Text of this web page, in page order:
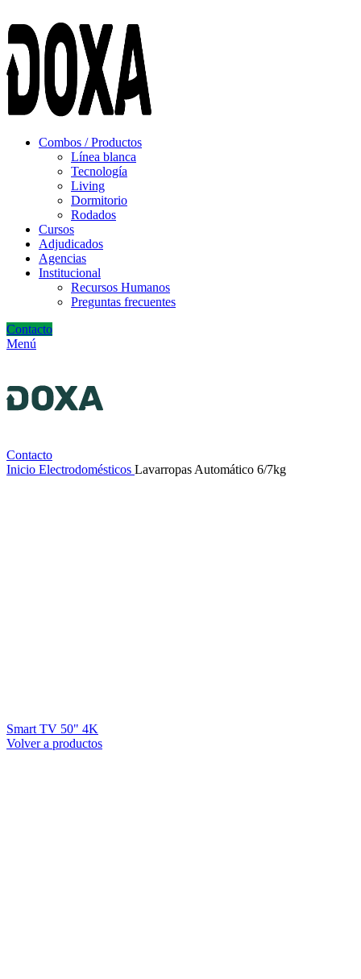
Combos / Productos
Línea blanca
Tecnología
Living
Dormitorio
Rodados
Cursos
Adjudicados
Agencias
Institucional
Recursos Humanos
Preguntas frecuentes
Contacto
Menú
Contacto
Inicio Electrodomésticos Lavarropas Automático 6/7kg
Smart TV 50" 4K
Volver a productos